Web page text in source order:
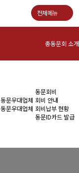
전체메뉴
총동문회 소개
동문우대업체
동문우대업체
동문회비
회비 안내
회비납부 현황
동문ID카드 발급